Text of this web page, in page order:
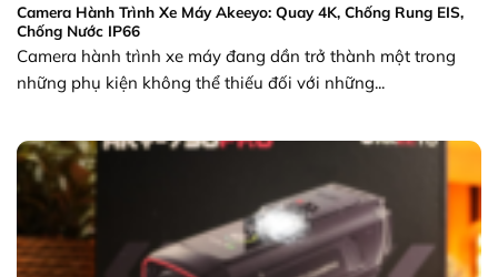
Camera Hành Trình Xe Máy Akeeyo: Quay 4K, Chống Rung EIS,
Chống Nước IP66
Camera hành trình xe máy đang dần trở thành một trong
những phụ kiện không thể thiếu đối với những...